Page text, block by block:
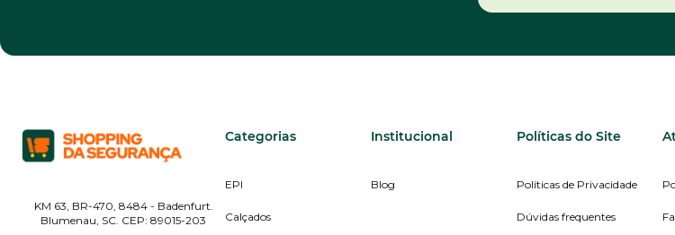
KM 63, BR-470, 8484 - Badenfurt.
Blumenau, SC. CEP: 89015-203
Categorias
EPI
Calçados
Institucional
Blog
Políticas do Site
Políticas de Privacidade
Dúvidas frequentes